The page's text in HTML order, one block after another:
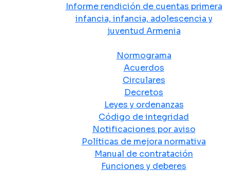
Informe rendición de cuentas primera
infancia, infancia, adolescencia y
juventud Armenia
Normograma
Acuerdos
Circulares
Decretos
Leyes y ordenanzas
Código de integridad
Notificaciones por aviso
Políticas de mejora normativa
Manual de contratación
Funciones y deberes